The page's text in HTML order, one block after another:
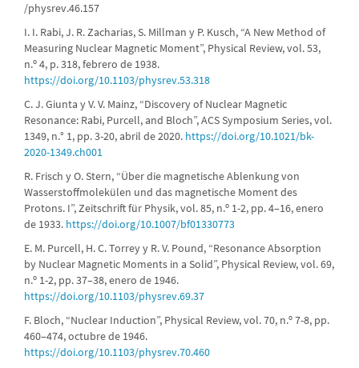
/physrev.46.157
I. I. Rabi, J. R. Zacharias, S. Millman y P. Kusch, “A New Method of
Measuring Nuclear Magnetic Moment”, Physical Review, vol. 53,
n.º 4, p. 318, febrero de 1938.
https://doi.org/10.1103/physrev.53.318
C. J. Giunta y V. V. Mainz, “Discovery of Nuclear Magnetic
Resonance: Rabi, Purcell, and Bloch”, ACS Symposium Series, vol.
1349, n.° 1, pp. 3-20, abril de 2020. https://doi.org/10.1021/bk-
2020-1349.ch001
R. Frisch y O. Stern, “Über die magnetische Ablenkung von
Wasserstoffmolekülen und das magnetische Moment des
Protons. I”, Zeitschrift für Physik, vol. 85, n.º 1-2, pp. 4–16, enero
de 1933. https://doi.org/10.1007/bf01330773
E. M. Purcell, H. C. Torrey y R. V. Pound, “Resonance Absorption
by Nuclear Magnetic Moments in a Solid”, Physical Review, vol. 69,
n.º 1-2, pp. 37–38, enero de 1946.
https://doi.org/10.1103/physrev.69.37
F. Bloch, “Nuclear Induction”, Physical Review, vol. 70, n.º 7-8, pp.
460–474, octubre de 1946.
https://doi.org/10.1103/physrev.70.460